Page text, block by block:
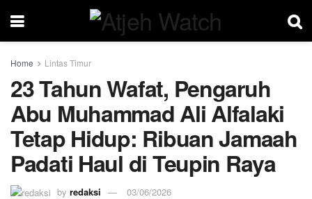
Home Lintas Timur
23 Tahun Wafat, Pengaruh
Abu Muhammad Ali Alfalaki
Tetap Hidup: Ribuan Jamaah
Padati Haul di Teupin Raya
by redaksi 03/06/2026